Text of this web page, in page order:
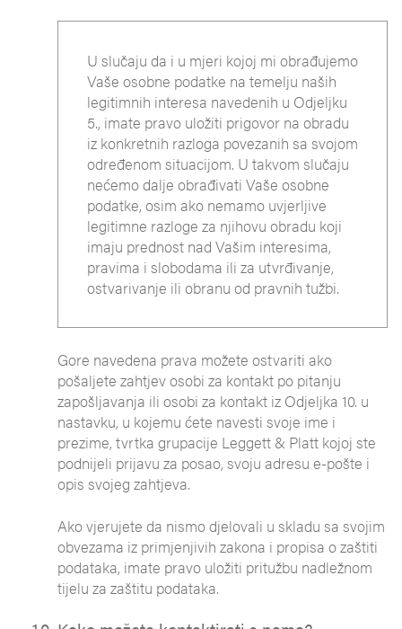
U slučaju da i u mjeri kojoj mi obrađujemo
Vaše osobne podatke na temelju naših
legitimnih interesa navedenih u Odjeljku
5., imate pravo uložiti prigovor na obradu
iz konkretnih razloga povezanih sa svojom
određenom situacijom. U takvom slučaju
nećemo dalje obrađivati Vaše osobne
podatke, osim ako nemamo uvjerljive
legitimne razloge za njihovu obradu koji
imaju prednost nad Vašim interesima,
pravima i slobodama ili za utvrđivanje,
ostvarivanje ili obranu od pravnih tužbi.
Gore navedena prava možete ostvariti ako
pošaljete zahtjev osobi za kontakt po pitanju
zapošljavanja ili osobi za kontakt iz Odjeljka 10. u
nastavku, u kojemu ćete navesti svoje ime i
prezime, tvrtka grupacije Leggett & Platt kojoj ste
podnijeli prijavu za posao, svoju adresu e-pošte i
opis svojeg zahtjeva.
Ako vjerujete da nismo djelovali u skladu sa svojim
obvezama iz primjenjivih zakona i propisa o zaštiti
podataka, imate pravo uložiti pritužbu nadležnom
tijelu za zaštitu podataka.